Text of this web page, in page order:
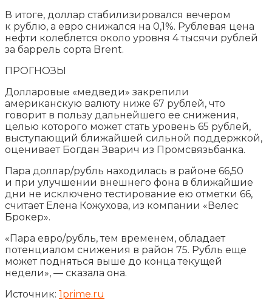
В итоге, доллар стабилизировался вечером
к рублю, а евро снижался на 0,1%. Рублевая цена
нефти колеблется около уровня 4 тысячи рублей
за баррель сорта Brent.
ПРОГНОЗЫ
Долларовые «медведи» закрепили
американскую валюту ниже 67 рублей, что
говорит в пользу дальнейшего ее снижения,
целью которого может стать уровень 65 рублей,
выступающий ближайшей сильной поддержкой,
оценивает Богдан Зварич из Промсвязьбанка.
Пара доллар/рубль находилась в районе 66,50
и при улучшении внешнего фона в ближайшие
дни не исключено тестирование ею отметки 66,
считает Елена Кожухова, из компании «Велес
Брокер».
«Пара евро/рубль, тем временем, обладает
потенциалом снижения в район 75. Рубль еще
может подняться выше до конца текущей
недели», — сказала она.
Источник: 1prime.ru